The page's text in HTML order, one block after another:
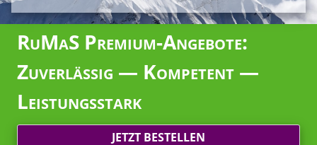
RuMaS Premium-Angebote:
Zuverlässig — Kompetent —
Leistungsstark
JETZT BESTELLEN